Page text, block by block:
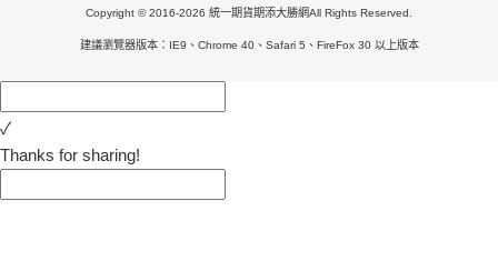
Copyright © 2016-2026 統一期貨期添大勝網All Rights Reserved.
建議瀏覽器版本：IE9、Chrome 40、Safari 5、FireFox 30 以上版本
✓
Thanks for sharing!